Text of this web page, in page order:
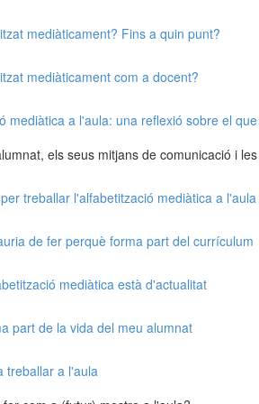
mediàticament? Fins a quin punt?
mediàticament com a docent?
mediàtica a l'aula: una reflexió sobre el
els seus mitjans de comunicació i
treballar l'alfabetització mediàtica a l'aula
de fer perquè forma part del currículum
mediàtica està d'actualitat
part de la vida del meu alumnat
treballar a l'aula